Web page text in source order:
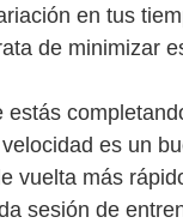
en tus
de minimizar
es un
vuelta más
sesión de